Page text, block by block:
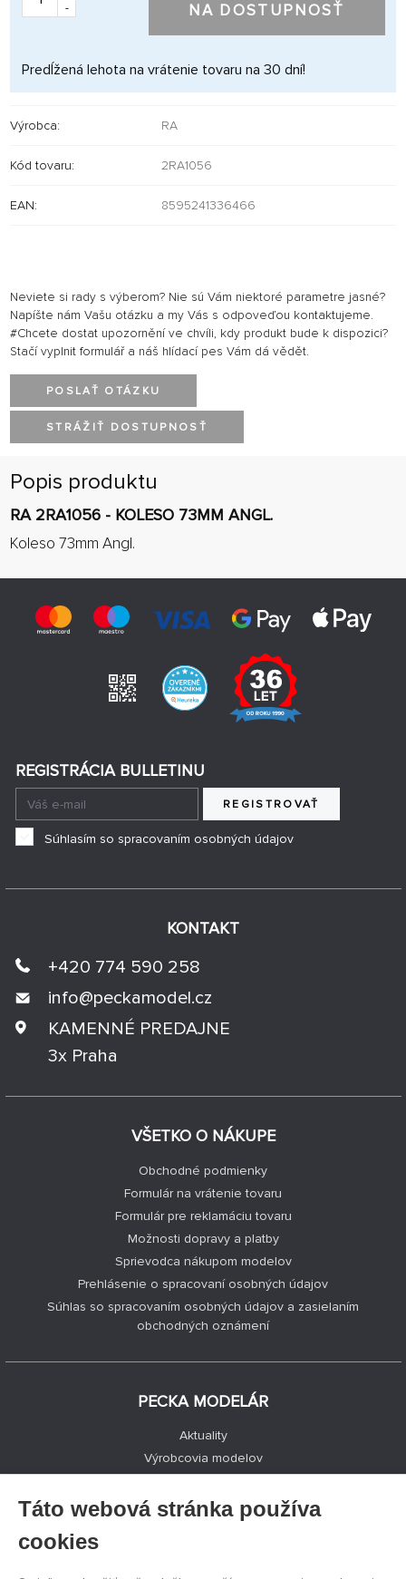
-
NA DOSTUPNOSŤ
Predĺžená lehota na vrátenie tovaru na 30 dní!
Výrobca: RA
Kód tovaru: 2RA1056
EAN: 8595241336466
Neviete si rady s výberom? Nie sú Vám niektoré parametre jasné?
Napíšte nám Vašu otázku a my Vás s odpoveďou kontaktujeme.
#Chcete dostat upozornění ve chvíli, kdy produkt bude k dispozici?
Stačí vyplnit formulář a náš hlídací pes Vám dá vědět.
POSLAŤ OTÁZKU
STRÁŽIŤ DOSTUPNOSŤ
Popis produktu
RA 2RA1056 - KOLESO 73MM ANGL.
Koleso 73mm Angl.
VŠETKO O NÁKUPE
Obchodné podmienky
Formulár na vrátenie tovaru
Formulár pre reklamáciu tovaru
Možnosti dopravy a platby
Sprievodca nákupom modelov
Prehlásenie o spracovaní osobných údajov
Súhlas so spracovaním osobných údajov a zasielaním
obchodných oznámení
PECKA MODELÁR
Aktuality
Výrobcovia modelov
Kontakty
KONTAKT
+420 774 590 258
info@peckamodel.cz
KAMENNÉ PREDAJNE
3x Praha
REGISTRÁCIA BULLETINU
REGISTROVAŤ
Súhlasím so spracovaním osobných údajov
Táto webová stránka používa
cookies